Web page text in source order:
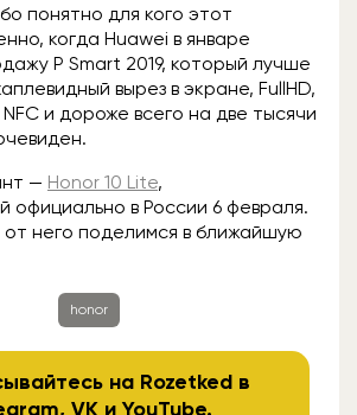
понятно для кого этот
когда Huawei в январе
P Smart 2019, который лучше
вырез в экране, FullHD,
и дороже всего на две тысячи
— Honor 10 Lite,
официально в России 6 февраля.
него поделимся в ближайшую
honor
на Rozetked в
,VK иYouTube.